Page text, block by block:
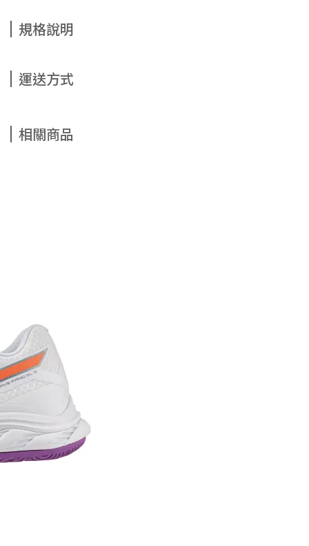
規格說明
運送方式
相關商品